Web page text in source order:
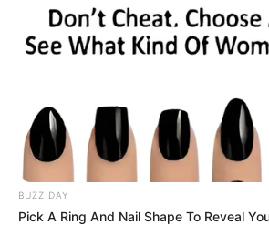
BUZZ DAY
Pick A Ring And Nail Shape To Reveal